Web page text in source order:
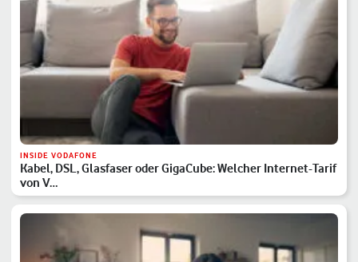
INSIDE VODAFONE
Kabel, DSL, Glasfaser oder GigaCube: Welcher Internet-Tarif
von V…